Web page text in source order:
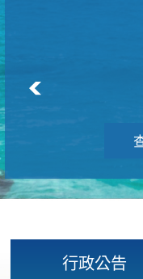
行政公告